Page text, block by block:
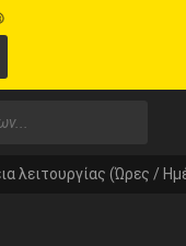
λειτουργίας (Ώρες /